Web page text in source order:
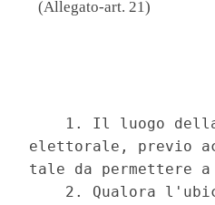
(Allegato-art. 21)
1. Il luogo
elettorale, previo
tale da
2. Qualora